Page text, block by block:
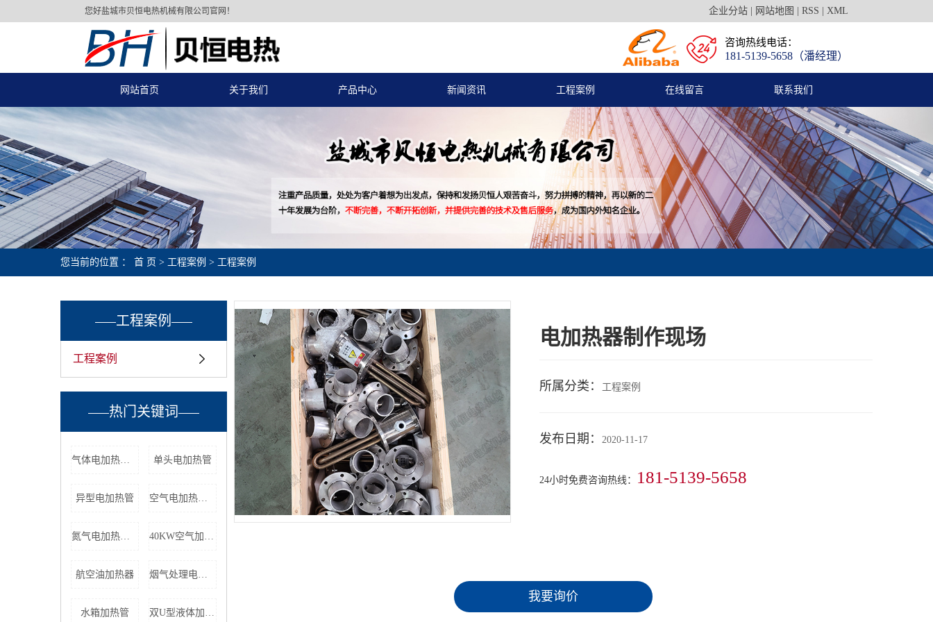
您好盐城市贝恒电热机械有限公司官网！ 企业分站 网站地图 RSS XML
咨询热线电话：
181-5139-5658（潘经理）
网站首页 关于我们 产品中心 新闻资讯 工程案例 在线留言 联系我们
您当前的位置 ： 首 页 > 工程案例 > 工程案例
工程案例
工程案例
热门关键词
气体电加热器厂家 单头电加热管
异型电加热管 空气电加热器报价
氮气电加热器厂家 40KW空气加热包
航空油加热器 烟气处理电加热器
水箱加热管 双U型液体加热管
电加热器制作现场
所属分类： 工程案例
发布日期： 2020-11-17
24小时免费咨询热线： 181-5139-5658
我要询价